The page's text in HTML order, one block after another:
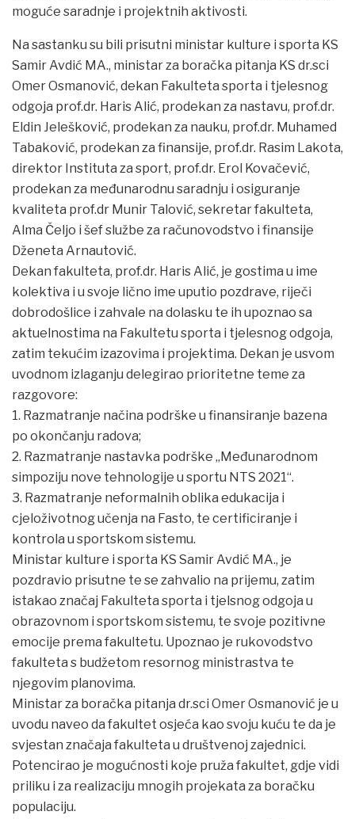
moguće saradnje i projektnih aktivosti.
Na sastanku su bili prisutni ministar kulture i sporta KS
Samir Avdić MA., ministar za boračka pitanja KS dr.sci
Omer Osmanović, dekan Fakulteta sporta i tjelesnog
odgoja prof.dr. Haris Alić, prodekan za nastavu, prof.dr.
Eldin Jelešković, prodekan za nauku, prof.dr. Muhamed
Tabaković, prodekan za finansije, prof.dr. Rasim Lakota,
direktor Instituta za sport, prof.dr. Erol Kovačević,
prodekan za međunarodnu saradnju i osiguranje
kvaliteta prof.dr Munir Talović, sekretar fakulteta,
Alma Čeljo i šef službe za računovodstvo i finansije
Dženeta Arnautović.
Dekan fakulteta, prof.dr. Haris Alić, je gostima u ime
kolektiva i u svoje lično ime uputio pozdrave, riječi
dobrodošlice i zahvale na dolasku te ih upoznao sa
aktuelnostima na Fakultetu sporta i tjelesnog odgoja,
zatim tekućim izazovima i projektima. Dekan je usvom
uvodnom izlaganju delegirao prioritetne teme za
razgovore:
1. Razmatranje načina podrške u finansiranje bazena
po okončanju radova;
2. Razmatranje nastavka podrške „Međunarodnom
simpoziju nove tehnologije u sportu NTS 2021“.
3. Razmatranje neformalnih oblika edukacija i
cjeloživotnog učenja na Fasto, te certificiranje i
kontrola u sportskom sistemu.
Ministar kulture i sporta KS Samir Avdić MA., je
pozdravio prisutne te se zahvalio na prijemu, zatim
istakao značaj Fakulteta sporta i tjelsnog odgoja u
obrazovnom i sportskom sistemu, te svoje pozitivne
emocije prema fakultetu. Upoznao je rukovodstvo
fakulteta s budžetom resornog ministrastva te
njegovim planovima.
Ministar za boračka pitanja dr.sci Omer Osmanović je u
uvodu naveo da fakultet osjeća kao svoju kuću te da je
svjestan značaja fakulteta u društvenoj zajednici.
Potencirao je mogućnosti koje pruža fakultet, gdje vidi
priliku i za realizaciju mnogih projekata za boračku
populaciju.